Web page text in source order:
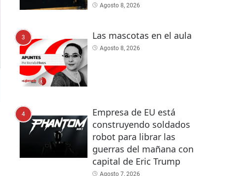
Agosto 8, 2026
3 Las mascotas en el aula
Agosto 8, 2026
4
Empresa de EU está
construyendo soldados
robot para librar las
guerras del mañana con
capital de Eric Trump
Agosto 7, 2026